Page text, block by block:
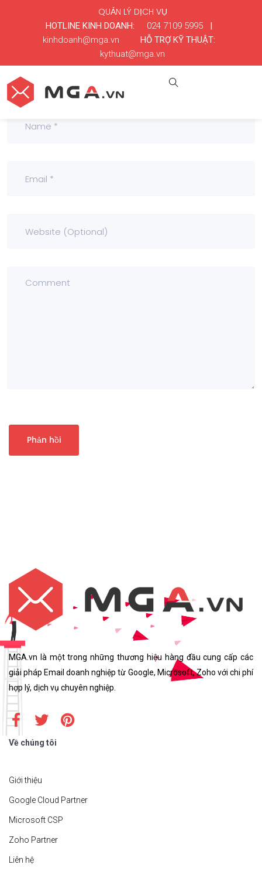
HOTLINE KINH DOANH: 024 7109 5995|
kinhdoanh@mga.vn
HỖ TRỢ KỸ THUẬT:
kythuat@mga.vn
QUẢN LÝ DỊCH VỤ
Leave a Comment
MGA.vn là một trong những thương hiệu hàng đầu cung cấp các
giải pháp Email doanh nghiệp từ Google, Microsoft, Zoho với chi phí
hợp lý, dịch vụ chuyên nghiệp.
Về chúng tôi
Giới thiệu
Google Cloud Partner
Microsoft CSP
Zoho Partner
Liên hệ